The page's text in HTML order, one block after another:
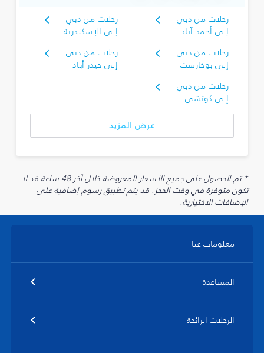
رحلات من دبي
إلى أحمد آباد
رحلات من دبي
إلى الإسكندرية
رحلات من دبي
إلى بوخارست
رحلات من دبي
إلى حيدر أباد
رحلات من دبي
إلى كوتشي
عرض المزيد
* تم الحصول على جميع الأسعار المعروضة خلال آخر 48 ساعة قد لا
تكون متوفرة في وقت الحجز. قد يتم تطبيق رسوم إضافية على
الإضافات الاختيارية.
معلومات عنا
المساعدة
الرحلات الرائجة